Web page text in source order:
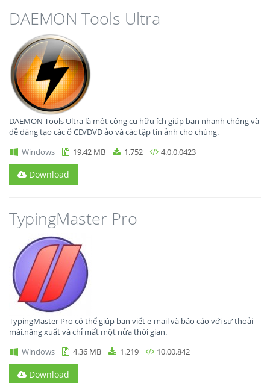
DAEMON Tools Ultra
DAEMON Tools Ultra là một công cụ hữu ích giúp bạn nhanh chóng và
dễ dàng tạo các ổ CD/DVD ảo và các tập tin ảnh cho chúng.
Windows
19.42 MB 1.752 4.0.0.0423
Download
TypingMaster Pro
TypingMaster Pro có thể giúp bạn viết e-mail và báo cáo với sự thoải
mái,năng xuất và chỉ mất một nửa thời gian.
Windows
4.36 MB 1.219 10.00.842
Download